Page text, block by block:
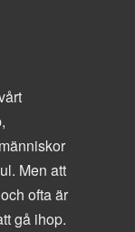
Men att
ofta är
gå ihop.